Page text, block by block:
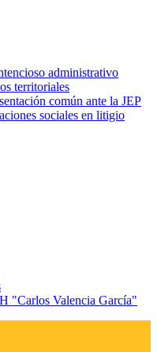
administrativo
territoriales
común ante la JEP
sociales en litigio
"Carlos Valencia García"